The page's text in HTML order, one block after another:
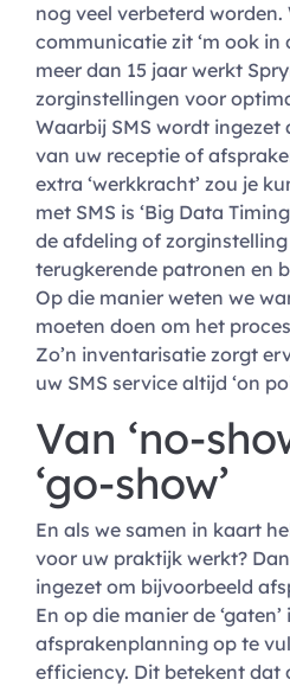
nog veel verbeterd
communicatie zit ‘m ook in
meer dan 15 jaar werkt
zorginstellingen voor
Waarbij SMS wordt ingezet
van uw receptie of
extra ‘werkkracht’ zou je
met SMS is ‘Big Data
de afdeling of
terugkerende patronen en
Op die manier weten we
moeten doen om het
Zo’n inventarisatie zorgt
uw SMS service altijd ‘on
Van ‘no-
‘go-show’
En als we samen in kaart
voor uw praktijk werkt?
ingezet om bijvoorbeeld
En op die manier de ‘gaten’
afsprakenplanning op te
efficiency. Dit betekent dat